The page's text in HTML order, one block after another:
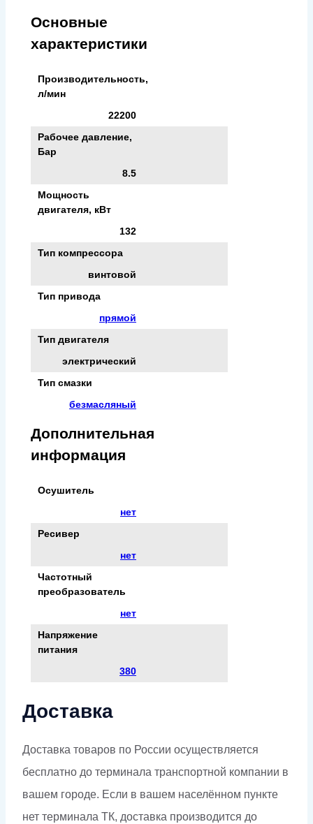
Основные
характеристики
Производительность,
л/мин
22200
Рабочее давление,
Бар
8.5
Мощность
двигателя, кВт
132
Тип компрессора
винтовой
Тип привода
прямой
Тип двигателя
электрический
Тип смазки
безмасляный
Дополнительная
информация
Осушитель
нет
Ресивер
нет
Частотный
преобразователь
нет
Напряжение
питания
380
Доставка
Доставка товаров по России осуществляется
бесплатно до терминала транспортной компании в
вашем городе. Если в вашем населённом пункте
нет терминала ТК, доставка производится до